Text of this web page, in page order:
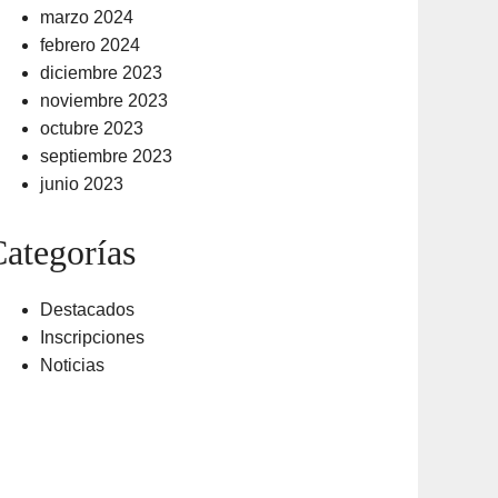
marzo 2024
febrero 2024
diciembre 2023
noviembre 2023
octubre 2023
septiembre 2023
junio 2023
Destacados
Inscripciones
Noticias